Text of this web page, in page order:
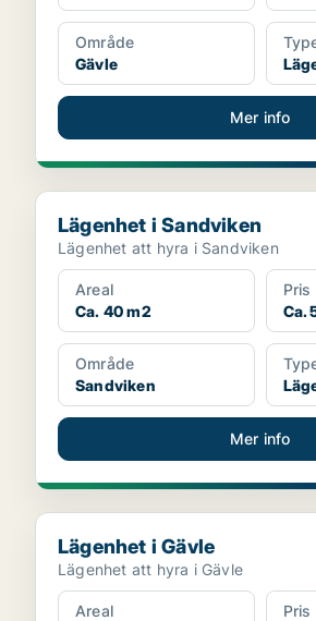
Område
Gävle
Mer info
Lägenhet i Sandviken
Lägenhet i Sandviken
Lägenhet att hyra i Sandviken
Areal
Ca. 40 m2
Pris
Ca.
Område
Sandviken
Mer info
Lägenhet i Gävle
Lägenhet i Gävle
Lägenhet att hyra i Gävle
Areal
Pris